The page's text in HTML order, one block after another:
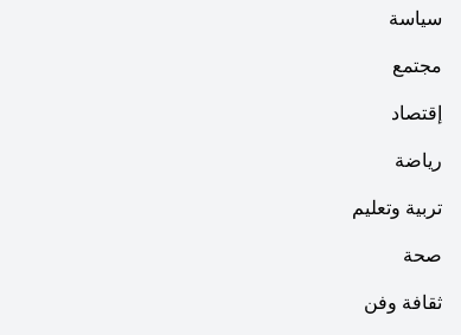
سياسة
مجتمع
إقتصاد
رياضة
تربية وتعليم
صحة
ثقافة وفن